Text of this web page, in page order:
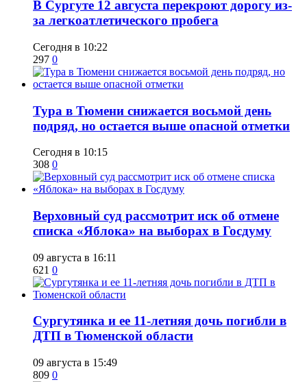
В Сургуте 12 августа перекроют дорогу из-
за легкоатлетического пробега
Сегодня в 10:22
297 0
Тура в Тюмени снижается восьмой день
подряд, но остается выше опасной отметки
Сегодня в 10:15
308 0
​Верховный суд рассмотрит иск об отмене
списка «Яблока» на выборах в Госдуму
09 августа в 16:11
621 0
Сургутянка и ее 11-летняя дочь погибли в
ДТП в Тюменской области
09 августа в 15:49
809 0